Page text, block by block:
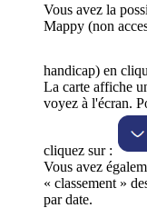
Vous avez la
Mappy (non
handicap) en
La carte affiche
voyez à l'écran.
cliquez sur :
Vous avez
« classement »
par date.